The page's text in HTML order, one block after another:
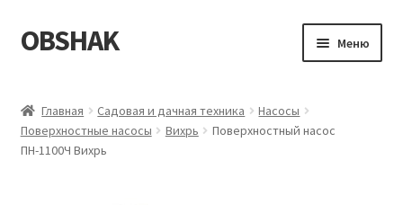
Перейти
к
Перейти
к
OBSHAK Меню
Категории
Главная Садовая и дачная техника
Насосы
Поверхностные насосы
Вихрь
Поверхностный насос
ПН-1100Ч Вихрь